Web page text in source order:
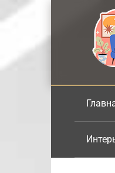
Перейти
к